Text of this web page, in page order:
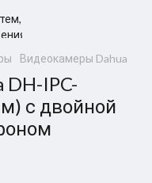
Видеокамеры Dahua
IPC-
с двойной